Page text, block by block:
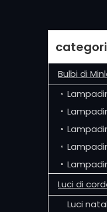
Bulbi di
Luci di
Luci